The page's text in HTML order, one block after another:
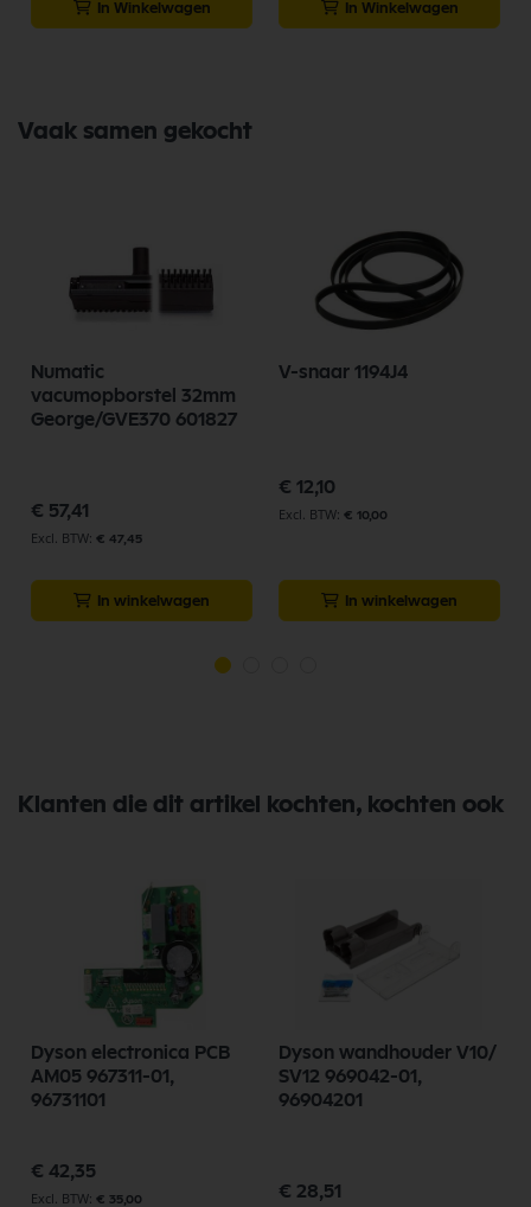
In Winkelwagen In Winkelwagen
Vaak samen gekocht
Numatic
vacumopborstel 32mm
George/GVE370 601827
€ 57,41
€ 47,45
In winkelwagen
V-snaar 1194J4
€ 12,10
€ 10,00
In winkelwagen
Klanten die dit artikel kochten, kochten ook
Dyson electronica PCB
AM05 967311-01,
96731101
Speciale
prijs
€ 42,35
€ 35,00
Dyson wandhouder V10/
SV12 969042-01,
96904201
€ 28,51